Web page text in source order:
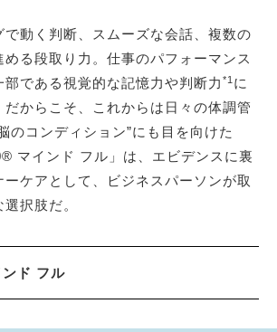
で動く判断、スムーズな会話、複数の
める段取り力。仕事のパフォーマンス
部である視覚的な記憶力や判断力 *1 に
からこそ、これからは日々の体調管
のコンディション”にも目を向けた
マインド フル」は、エビデンスに裏
ケアとして、ビジネスパーソンが取
択肢だ。
ド フル